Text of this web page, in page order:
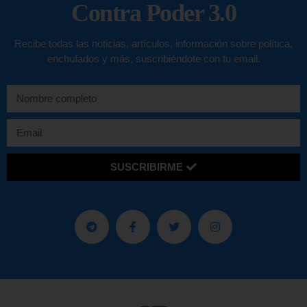
Contra Poder 3.0
Recibe todas las noticias, artículos, información sobre política,
enchufados y más, suscribiéndote con tu email.
SUSCRIBIRME